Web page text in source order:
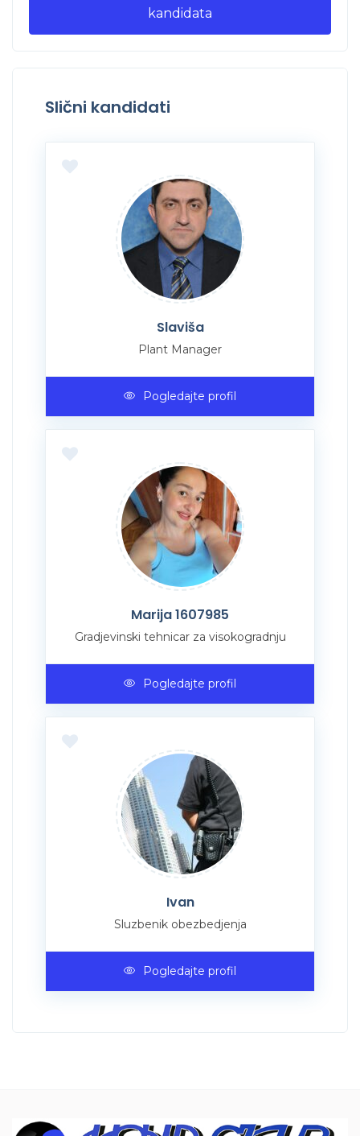
kandidata
Slični kandidati
Slaviša
Plant Manager
Pogledajte profil
Marija 1607985
Gradjevinski tehnicar za visokogradnju
Pogledajte profil
Ivan
Sluzbenik obezbedjenja
Pogledajte profil